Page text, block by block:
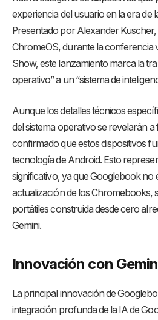
experiencia del usuario en la era de
Presentado por Alexander
ChromeOS, durante la conferencia
Show, este lanzamiento marca la
operativo” a un “sistema de
Aunque los detalles técnicos
del sistema operativo se revelarán a
confirmado que estos dispositivos
tecnología de Android. Esto
significativo, ya que Googlebook no
actualización de los Chromebooks,
portátiles construida desde cero
Gemini.
Innovación con
La principal innovación de
integración profunda de la IA de